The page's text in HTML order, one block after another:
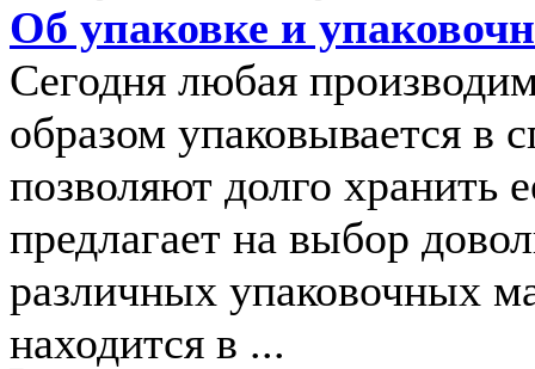
Об упаковке и
Сегодня любая
образом упаковывается в
позволяют долго
предлагает на выбор
различных упаковочных
находится в ...